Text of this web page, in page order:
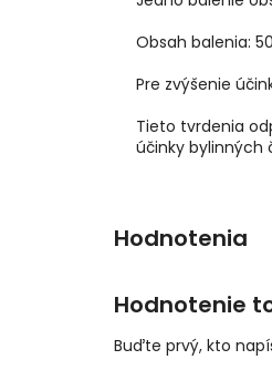
Obsah balenia:
Pre zvýšenie
Tieto tvrdenia
účinky bylinných
Hodnotenie
Buďte prvý, kto